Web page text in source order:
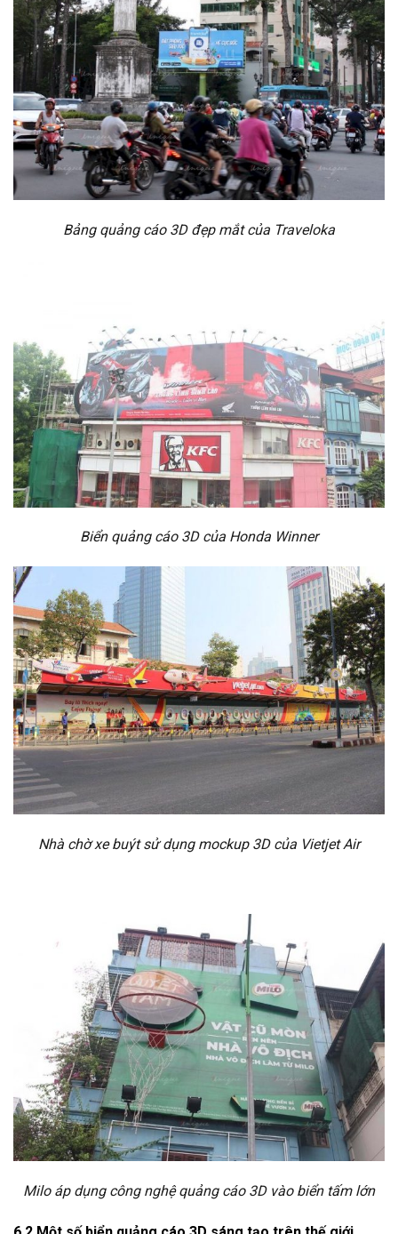
Bảng quảng cáo 3D đẹp mắt của Traveloka
Biển quảng cáo 3D của Honda Winner
Nhà chờ xe buýt sử dụng mockup 3D của Vietjet Air
Milo áp dụng công nghệ quảng cáo 3D vào biển tấm lớn